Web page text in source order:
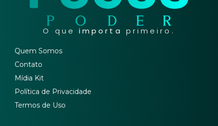
O que importa primeiro.
Quem Somos
Contato
Mídia Kit
Política de Privacidade
Termos de Uso